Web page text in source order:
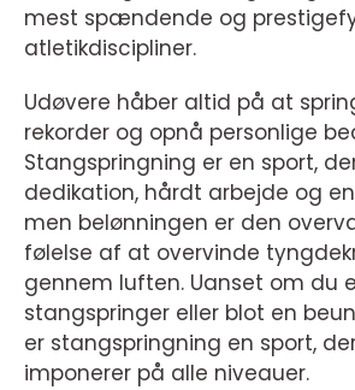
mest spændende og
atletikdiscipliner.
Udøvere håber altid på at
rekorder og opnå personlige
Stangspringning er en sport,
dedikation, hårdt arbejde og
men belønningen er den
følelse af at overvinde
gennem luften. Uanset om du
stangspringer eller blot en
er stangspringning en sport,
imponerer på alle niveauer.